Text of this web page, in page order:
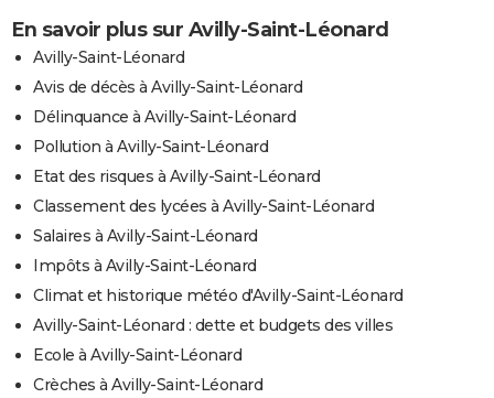
En savoir plus sur Avilly-Saint-Léonard
Avilly-Saint-Léonard
Avis de décès à Avilly-Saint-Léonard
Délinquance à Avilly-Saint-Léonard
Pollution à Avilly-Saint-Léonard
Etat des risques à Avilly-Saint-Léonard
Classement des lycées à Avilly-Saint-Léonard
Salaires à Avilly-Saint-Léonard
Impôts à Avilly-Saint-Léonard
Climat et historique météo d'Avilly-Saint-Léonard
Avilly-Saint-Léonard : dette et budgets des villes
Ecole à Avilly-Saint-Léonard
Crèches à Avilly-Saint-Léonard